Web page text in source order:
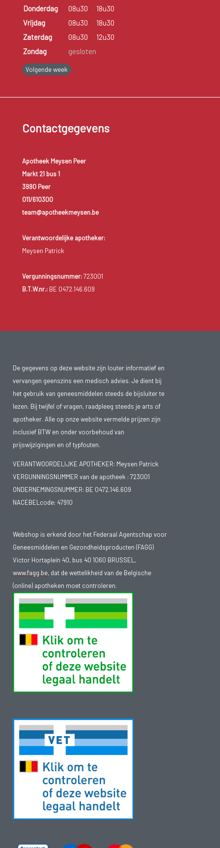
Donderdag
08u30
18u30
Vrijdag
08u30
18u30
Zaterdag
08u30
12u30
Zondag
gesloten
Volgende week
Contactgegevens
Apotheek Meysen Peer
Markt 21 bus 1
3990 Peer
011/610300
team@apotheekmeysen.be
Verantwoordelijke apotheker:
Meysen Patrick
Vergunningsnummer:723001
B.T.W.nr.:BE 0472.146.609
De gegevens op deze website zijn louter informatief en
vervangen geenszins een medisch advies. Je dient bij
het gebruik van geneesmiddelen steeds de bijsluiter te
lezen. Bij twijfel of vragen, raadpleeg steeds je arts of
apotheker. Alle op onze website vermelde prijzen zijn
inclusief BTW en onder voorbehoud van
prijswijzigingen en of typfouten.
VERANTWOORDELIJKE APOTHEKER: Meysen Patrick
VERGUNNINGSNUMMER van de apotheek : 723001
ONDERNEMINGSNUMMER: BE 0472.146.609
NACEBELcode: 47910
Webshop is erkend door het Federaal Agentschap voor
Geneesmiddelen en Gezondheidsproducten (FAGG)
Victor Hortaplein 40, bus 40 1060 BRUSSEL,
www.fagg.be, dat de wettelikheid van de Belgische
(online) apotheken moet controleren.